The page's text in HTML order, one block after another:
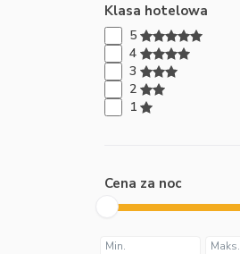
Klasa hotelowa
5
4
3
2
1
Cena za noc
Min. Maks.